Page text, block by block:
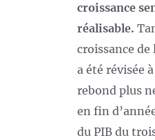
croissance
réalisable.
croissance de
a été révisée
rebond plus
en fin
du PIB du